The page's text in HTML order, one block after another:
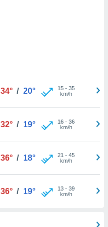
34° / 20° 15- 35
km/h
32° / 19° 16- 36
km/h
36° / 18° 21 - 45
km/h
36° / 19° 13- 39
km/h